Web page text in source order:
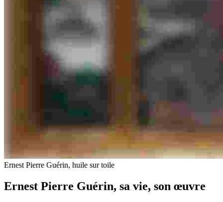
Ernest Pierre Guérin, huile sur toile
Ernest Pierre Guérin, sa vie, son œuvre